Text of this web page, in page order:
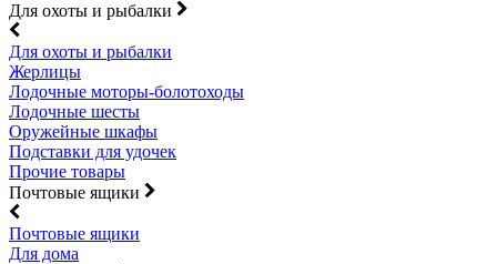
Для охоты и рыбалки
Для охоты и рыбалки
Жерлицы
Лодочные моторы-болотоходы
Лодочные шесты
Оружейные шкафы
Подставки для удочек
Прочие товары
Почтовые ящики
Почтовые ящики
Для дома